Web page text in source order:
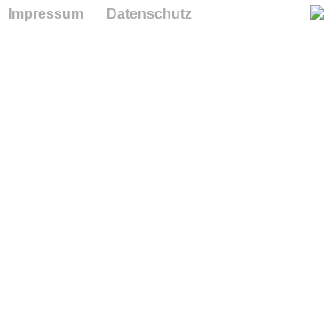
Impressum Datenschutz